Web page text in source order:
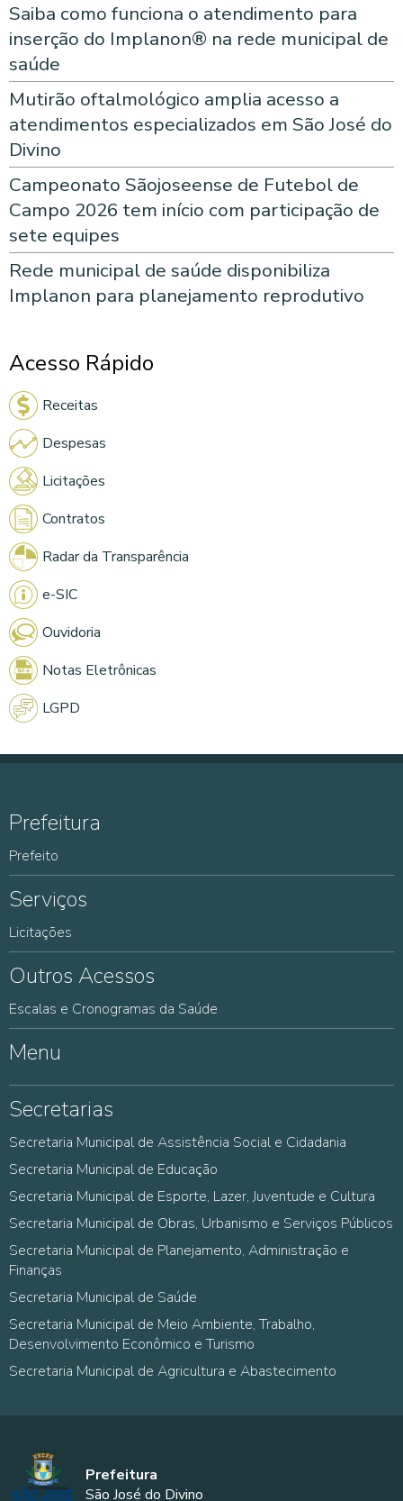
Saiba como funciona o atendimento para
inserção do Implanon® na rede municipal de
saúde
Mutirão oftalmológico amplia acesso a
atendimentos especializados em São José do
Divino
Campeonato Sãojoseense de Futebol de
Campo 2026 tem início com participação de
sete equipes
Rede municipal de saúde disponibiliza
Implanon para planejamento reprodutivo
Acesso Rápido
Receitas
Despesas
Licitações
Contratos
Radar da Transparência
e-SIC
Ouvidoria
Notas Eletrônicas
LGPD
Prefeitura
Prefeito
Serviços
Licitações
Outros Acessos
Escalas e Cronogramas da Saúde
Menu
Secretarias
Secretaria Municipal de Assistência Social e Cidadania
Secretaria Municipal de Educação
Secretaria Municipal de Esporte, Lazer, Juventude e Cultura
Secretaria Municipal de Obras, Urbanismo e Serviços Públicos
Secretaria Municipal de Planejamento, Administração e
Finanças
Secretaria Municipal de Saúde
Secretaria Municipal de Meio Ambiente, Trabalho,
Desenvolvimento Econômico e Turismo
Secretaria Municipal de Agricultura e Abastecimento
Prefeitura
São José do Divino